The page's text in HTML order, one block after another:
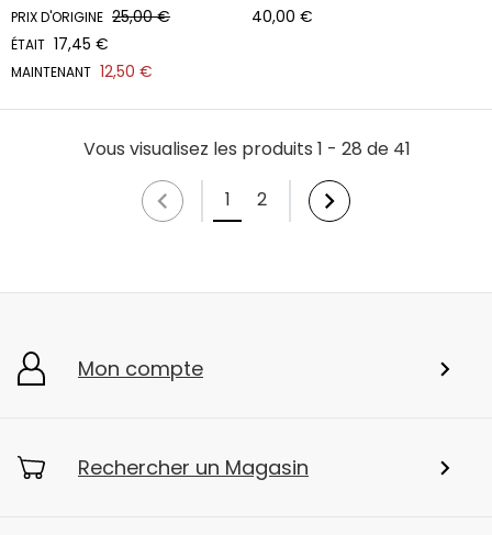
PRIX D'ORIGINE 25,00 €
ÉTAIT 17,45 €
MAINTENANT 12,50 €
40,00 €
Vous visualisez les produits 1 - 28 de 41
1
2
Mon compte
Rechercher un Magasin